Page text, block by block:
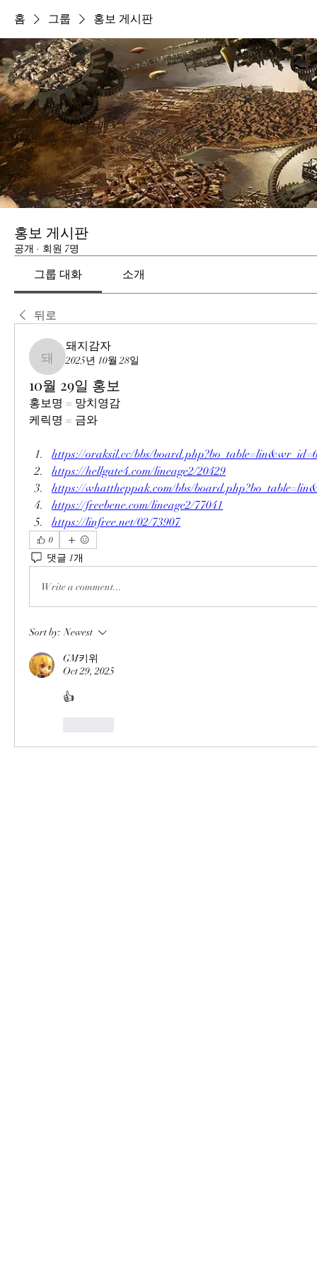
홈 그룹 홍보 게시판
홍보 게시판
공개 · 회원 7명
그룹 대화 소개
뒤로
돼지감자
돼지감자
2025년 10월 28일
10월 29일 홍보
홍보명 = 망치영감
케릭명 = 금와
https://oraksil.cc/bbs/
https://hellgate4.com/lineage2/20429
https://whattheppak.com/bbs/
https://freebene.com/lineage2/77041
https://linfree.net/02/73907
0
댓글 1개
Write a comment...
Sort by: Newest
GM키위
Oct 29, 2025
👍